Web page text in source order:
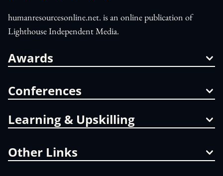
humanresourcesonline.net. is an online publication of
Lighthouse Independent Media.
Awards
Conferences
Learning & Upskilling
Other Links